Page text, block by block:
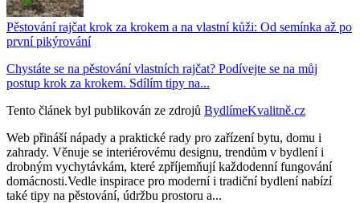
Pěstování rajčat krok za krokem a na vlastní kůži: Od semínka až po
první pikýrování
Chystáte se na pěstování vlastních rajčat? Podívejte se na můj
postup krok za krokem. Sdílím tipy na...
Tento článek byl publikován ze zdrojů BydlímeKvalitně.cz
Web přináší nápady a praktické rady pro zařízení bytu, domu i
zahrady. Věnuje se interiérovému designu, trendům v bydlení i
drobným vychytávkám, které zpříjemňují každodenní fungování
domácnosti.Vedle inspirace pro moderní i tradiční bydlení nabízí
také tipy na pěstování, údržbu prostoru a...